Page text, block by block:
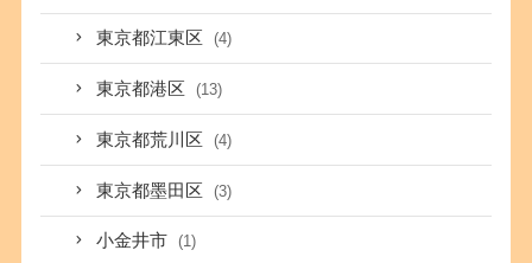
東京都江東区 (4)
東京都港区 (13)
東京都荒川区 (4)
東京都墨田区 (3)
小金井市 (1)